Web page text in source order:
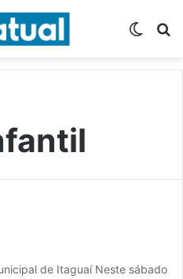
de Itaguaí Neste sábado